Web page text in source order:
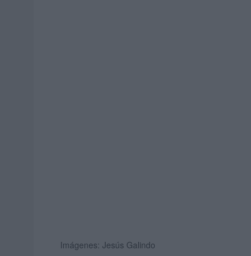
Imágenes: Jesús Galindo